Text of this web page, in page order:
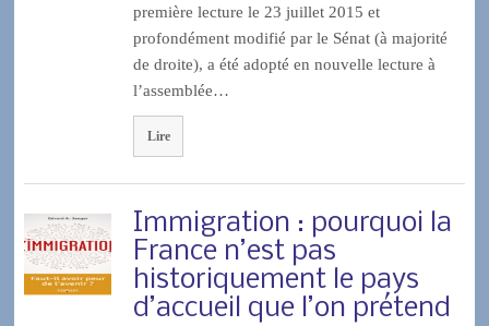
première lecture le 23 juillet 2015 et
profondément modifié par le Sénat (à majorité
de droite), a été adopté en nouvelle lecture à
l’assemblée…
Lire
Immigration : pourquoi la
France n’est pas
historiquement le pays
d’accueil que l’on prétend